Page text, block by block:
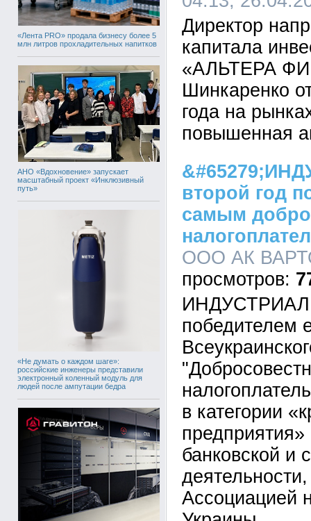
«Лента PRO» продала бизнесу более 5
млн литров прохладительных напитков
АНО «Вдохновение» запускает
масштабный проект «Инклюзивный
путь»
«Не думать о каждом шаге»:
российские инженеры представили
электронный коленный модуль для
людей после ампутации бедра
Директор
капитала
«АЛЬТЕРА
Шинкаренко
года на
повышенная
второй год
самым
ООО АК
победителем
в категории
банковской и
Ассоциацией